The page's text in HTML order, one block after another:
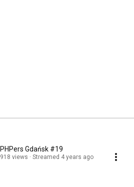
PHPers Gdańsk #19
918 views Streamed 4 years ago